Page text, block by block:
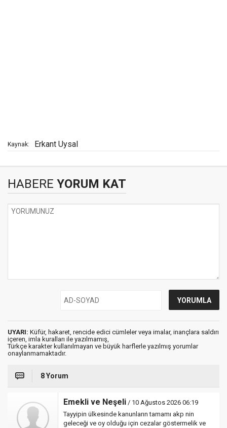
Kaynak: Erkant Uysal
HABERE YORUM KAT
UYARI: Küfür, hakaret, rencide edici cümleler veya imalar, inançlara saldırı
içeren, imla kuralları ile yazılmamış,
Türkçe karakter kullanılmayan ve büyük harflerle yazılmış yorumlar
onaylanmamaktadır.
8 Yorum
Emekli ve Neşeli / 10 Ağustos 2026 06:19
Tayyipin ülkesinde kanunların tamamı akp nin
geleceği ve oy olduğu için cezalar göstermelik ve